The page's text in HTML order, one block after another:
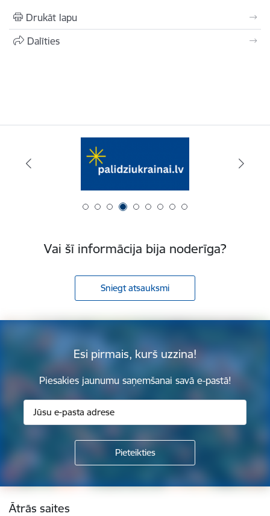
Drukāt lapu
Dalīties
Vai šī informācija bija noderīga?
Sniegt atsauksmi
Esi pirmais, kurš uzzina!
Piesakies jaunumu saņemšanai savā e-pastā!
Kājene
Ātrās saites